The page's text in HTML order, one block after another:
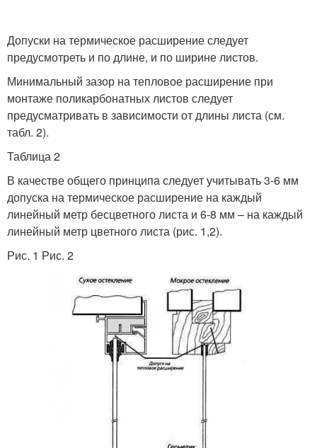
Допуски на термическое расширение следует
предусмотреть и по длине, и по ширине листов.
Минимальный зазор на тепловое расширение при
монтаже поликарбонатных листов следует
предусматривать в зависимости от длины листа (см.
табл. 2).
Таблица 2
В качестве общего принципа следует учитывать 3-6 мм
допуска на термическое расширение на каждый
линейный метр бесцветного листа и 6-8 мм – на каждый
линейный метр цветного листа (рис. 1,2).
Рис. 1 Рис. 2